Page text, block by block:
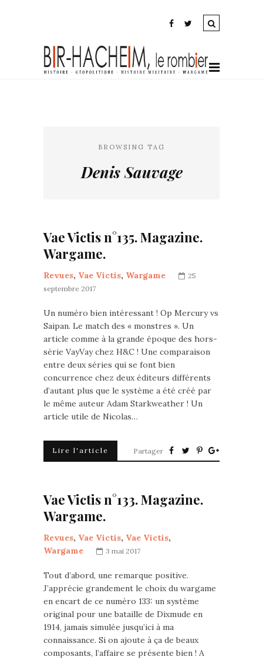
BROWSING TAG
Denis Sauvage
Vae Victis n°135. Magazine.
Wargame.
Revues, Vae Victis, Wargame
25
septembre 2017
Un numéro bien intéressant ! Op Mercury vs
Saipan. Le match des « monstres ». Un
article comme à la grande époque des hors-
série VayVay chez H&C ! Une comparaison
entre deux séries qui se font bien
concurrence chez deux éditeurs différents
d’autant plus que le système a été créé par
le même auteur Adam Starkweather ! Un
article utile de Nicolas…
Lire l'article Partager
Vae Victis n°133. Magazine.
Wargame.
Revues, Vae Victis, Vae Victis,
Wargame
3 mai 2017
Tout d’abord, une remarque positive.
J’apprécie grandement le choix du wargame
en encart de ce numéro 133: un système
original pour une bataille de Dixmude en
1914, jamais simulée jusqu’ici à ma
connaissance. Si on ajoute à ça de beaux
composants, l’affaire se présente bien ! A